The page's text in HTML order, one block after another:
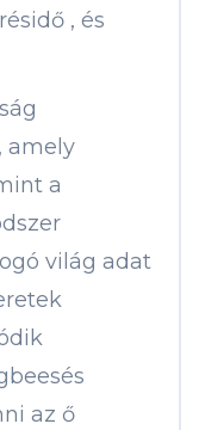
, és
amely
a
világ adat
az ő